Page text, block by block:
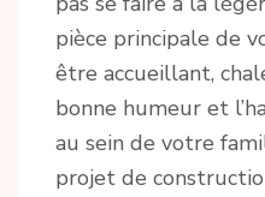
pièce principale de
être accueillant,
bonne humeur et
au sein de votre
projet de